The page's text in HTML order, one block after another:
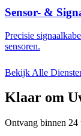
Sensor- &
Precisie
sensoren.
Bekijk Alle
Klaar om
Ontvang binnen